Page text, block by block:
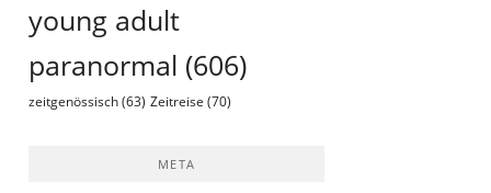
young adult
paranormal (606)
zeitgenössisch (63) Zeitreise (70)
META